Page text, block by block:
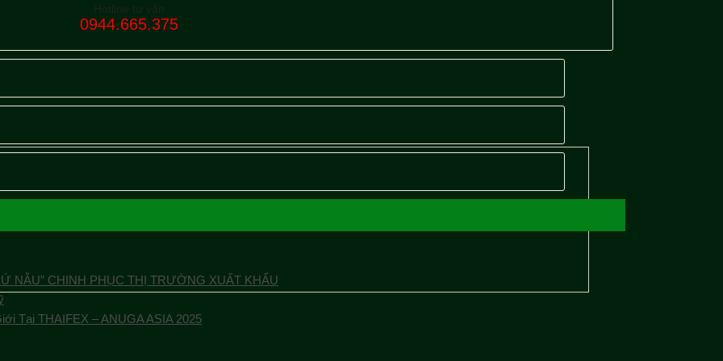
Hotline tư vấn
0944.665.375
NẪU” CHINH PHỤC THỊ TRƯỜNG XUẤT KHẨU
Tại THAIFEX – ANUGA ASIA 2025